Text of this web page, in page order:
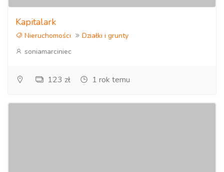
Kapitalark
Nieruchomości
Działki i grunty
soniamarciniec
123 zł 1 rok temu